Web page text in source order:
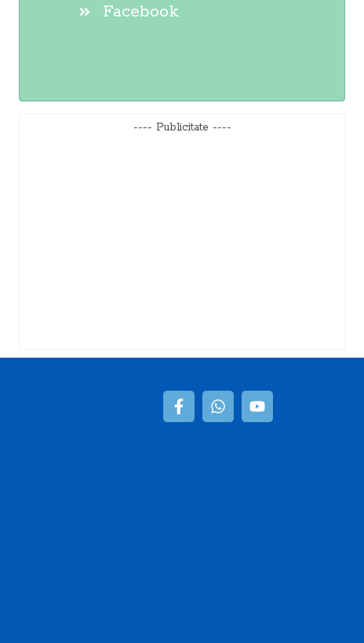
Facebook
---- Publicitate ----